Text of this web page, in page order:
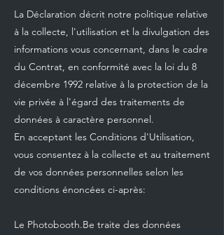
La Déclaration décrit notre politique relative
à la collecte, l'utilisation et la divulgation des
informations vous concernant, dans le cadre
du Contrat, en conformité avec la loi du 8
décembre 1992 relative à la protection de la
vie privée à l'égard des traitements de
données à caractère personnel.
En acceptant les Conditions d'Utilisation,
vous consentez à la collecte et au traitement
de vos données personnelles selon les
conditions énoncées ci-après:
Le Photobooth.Be traite des données